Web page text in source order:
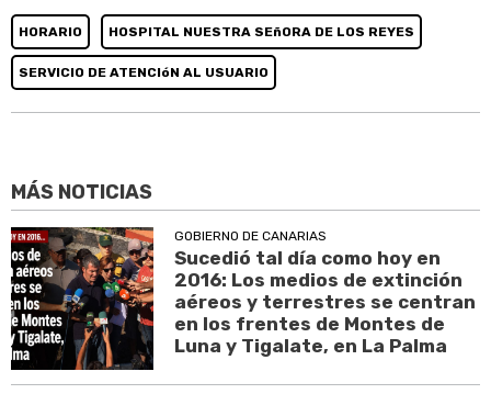
HORARIO HOSPITAL NUESTRA SEñORA DE LOS REYES
SERVICIO DE ATENCIóN AL USUARIO
MÁS NOTICIAS
GOBIERNO DE CANARIAS
Sucedió tal día como hoy en
2016: Los medios de extinción
aéreos y terrestres se centran
en los frentes de Montes de
Luna y Tigalate, en La Palma